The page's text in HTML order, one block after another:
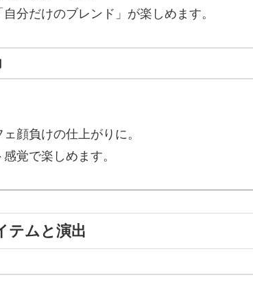
分だけのブレンド」が楽しめます。
顔負けの仕上がりに。
覚で楽しめます。
テムと演出